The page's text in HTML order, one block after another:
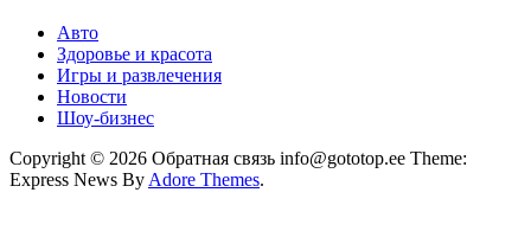
Авто
Здоровье и красота
Игры и развлечения
Новости
Шоу-бизнес
Copyright © 2026 Обратная связь info@gototop.ee Theme:
Express News By Adore Themes.